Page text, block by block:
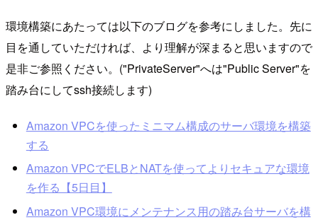
環境構築にあたっては以下のブログを参考にしました。先に
目を通していただければ、より理解が深まると思いますので
是非ご参照ください。("PrivateServer"へは"Public Server"を
踏み台にしてssh接続します)
Amazon VPCを使ったミニマム構成のサーバ環境を構築
する
Amazon VPCでELBとNATを使ってよりセキュアな環境
を作る【5日目】
Amazon VPC環境にメンテナンス用の踏み台サーバを構